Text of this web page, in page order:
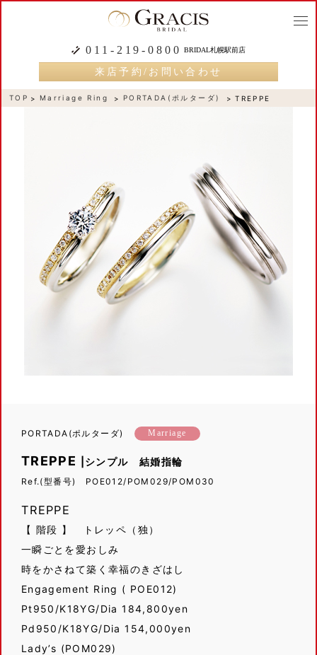
011-219-0800 BRIDAL札幌駅前店
来店予約/お問い合わせ
TOP Marriage Ring PORTADA(ポルターダ) TREPPE
PORTADA(ポルターダ) Marriage
TREPPE |シンプル 結婚指輪
Ref.(型番号) POE012/POM029/POM030
TREPPE
【 階段 】 トレッペ（独）
一瞬ごとを愛おしみ
時をかさねて築く幸福のきざはし
Engagement Ring ( POE012)
Pt950/K18YG/Dia 184,800yen
Pd950/K18YG/Dia 154,000yen
Lady’s (POM029)